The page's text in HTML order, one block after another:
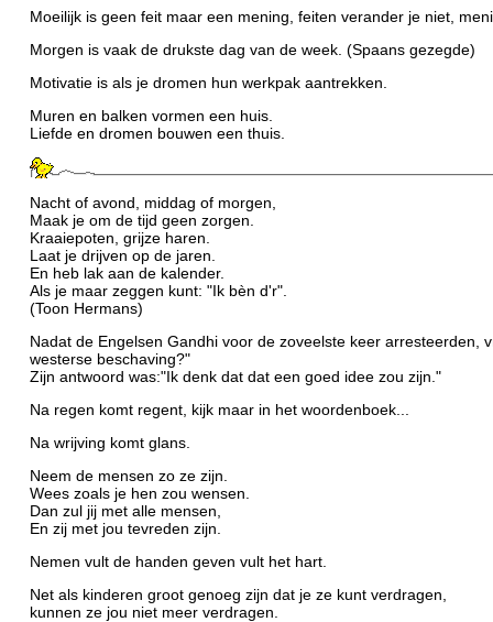
Moeilijk is geen feit maar een mening, feiten verander je niet,
Morgen is vaak de drukste dag van de week. (Spaans gezegde)
Motivatie is als je dromen hun werkpak aantrekken.
Muren en balken vormen een huis.
Liefde en dromen bouwen een thuis.
Nacht of avond, middag of morgen,
Maak je om de tijd geen zorgen.
Kraaiepoten, grijze haren.
Laat je drijven op de jaren.
En heb lak aan de kalender.
Als je maar zeggen kunt: "Ik bèn d'r".
(Toon Hermans)
Nadat de Engelsen Gandhi voor de zoveelste keer arresteerden,
westerse beschaving?"
Zijn antwoord was:"Ik denk dat dat een goed idee zou zijn."
Na regen komt regent, kijk maar in het woordenboek...
Na wrijving komt glans.
Neem de mensen zo ze zijn.
Wees zoals je hen zou wensen.
Dan zul jij met alle mensen,
En zij met jou tevreden zijn.
Nemen vult de handen geven vult het hart.
Net als kinderen groot genoeg zijn dat je ze kunt verdragen,
kunnen ze jou niet meer verdragen.